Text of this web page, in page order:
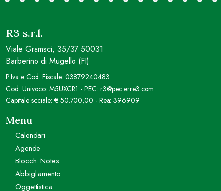
R3 s.r.l.
Viale Gramsci, 35/37 50031
Barberino di Mugello (FI)
P.Iva e Cod. Fiscale: 03879240483
Cod. Univoco: M5UXCR1 - PEC: r3@pec.erre3.com
Capitale sociale: € 50.700,00 - Rea: 396909
Menu
Calendari
Agende
Blocchi Notes
Abbigliamento
Oggettistica